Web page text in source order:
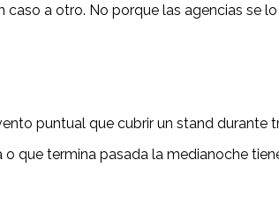
caso a otro. No porque las agencias se
puntual que cubrir un stand durante
que termina pasada la medianoche